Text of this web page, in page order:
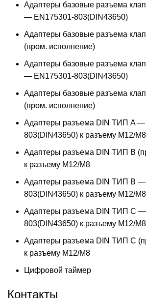
Адаптеры базовые разъема
— EN175301-803(DIN43650)
Адаптеры базовые разъема
(пром. исполнение)
Адаптеры базовые разъема
— EN175301-803(DIN43650)
Адаптеры базовые разъема
(пром. исполнение)
Адаптеры разъема DIN ТИП A —
803(DIN43650) к разъему M12/M8
Адаптеры разъема DIN ТИП B
к разъему M12/M8
Адаптеры разъема DIN ТИП B —
803(DIN43650) к разъему M12/M8
Адаптеры разъема DIN ТИП C
803(DIN43650) к разъему M12/M8
Адаптеры разъема DIN ТИП C
к разъему M12/M8
Цифровой таймер
Контакты